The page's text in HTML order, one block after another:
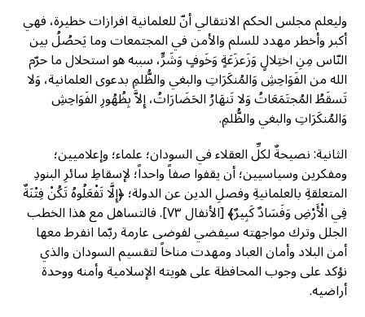
وليعلم مجلس الحكم الانتقالي أنّ للعلمانية افرازات خطيرة، فهي
أكبر وأخطر مهدد للسلم والأمن في المجتمعات وما يَحصُلُ بين
النّاس مِنِ اختِلالٍ وَزَعزَعَةٍ وَخَوفٍ وَشَرٍّ، سببه هو استحلال ما حرّم
الله من الفَوَاحِشِ وَالمُنكَرَاتِ والبغي والظُّلمِ بدعوى العلمانية، وَلا
تَسقَطُ المُجتَمَعَاتُ وَلا تَنهَارُ الحَضَارَاتُ، إِلاَّ بِظُهُورِ الفَوَاحِشِ
وَالمُنكَرَاتِ والبغي والظُّلمِ.
الثانية: نصيحةٌ لكلِّ العقلاء في السودان؛ علماء؛ وإعلاميين؛
ومفكرين وسياسيين؛ أن يقفوا صفاً واحداً؛ لإسقاطِ سائرِ البنودِ
المتعلقةِ بالعلمانيةِ وفصلِ الدين عن الدولة؛ ﴿إِلَّا تَفْعَلُوهُ تَكُنْ فِتْنَةٌ
فِي الْأَرْضِ وَفَسَادٌ كَبِيرٌ﴾ [الأنفال ٧٣]. فالتساهل مع هذا الخطب
الجلل وترك مواجهته سيفضي لفوضى عارمة ربّما انفرط معها
أمن البلاد وأمان العباد ومهدت مناخاً لتقسيم السودان والذي
نؤكد على وجوب المحافظة على هويته الإسلامية وأمنه ووحدة
أراضيه.